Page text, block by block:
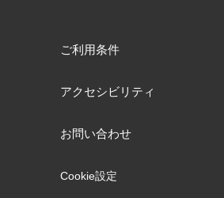
ご利用条件
アクセシビリティ
お問い合わせ
Cookie設定